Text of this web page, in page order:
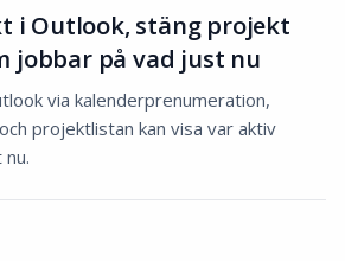
i Outlook, stäng projekt
jobbar på vad just nu
via kalenderprenumeration,
projektlistan kan visa var aktiv